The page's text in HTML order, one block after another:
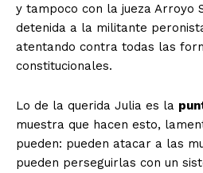
y tampoco con la jueza Arroyo
detenida a la militante
atentando contra todas las
constitucionales.
Lo de la querida Julia es la
muestra que hacen esto,
pueden: pueden atacar a las
pueden perseguirlas con un